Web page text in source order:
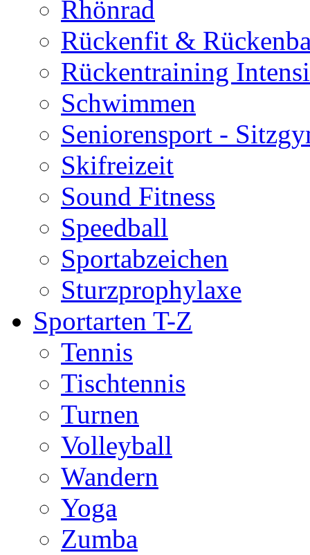
Rhönrad
Rückenfit &
Rückentraining
Schwimmen
Seniorensport -
Skifreizeit
Sound Fitness
Speedball
Sportabzeichen
Sturzprophylaxe
Sportarten T-Z
Tennis
Tischtennis
Turnen
Volleyball
Wandern
Yoga
Zumba